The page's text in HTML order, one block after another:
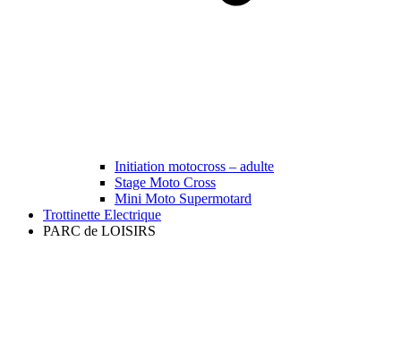
Initiation motocross – adulte
Stage Moto Cross
Mini Moto Supermotard
Trottinette Electrique
PARC de LOISIRS